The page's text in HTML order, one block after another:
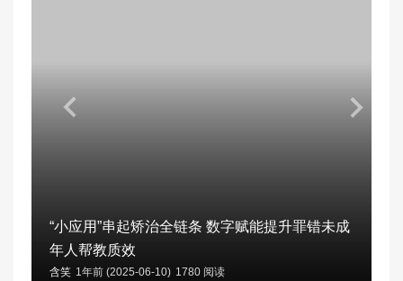
“小应用”串起矫治全链条 数字赋能提升罪错未成
年人帮教质效
含笑 1年前 (2025-06-10) 1780 阅读